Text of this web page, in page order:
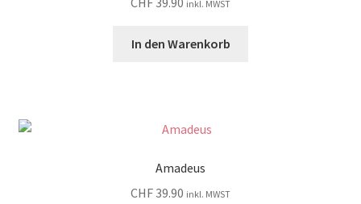
inkl. MWST
In den Warenkorb
Amadeus
CHF39.90 inkl. MWST